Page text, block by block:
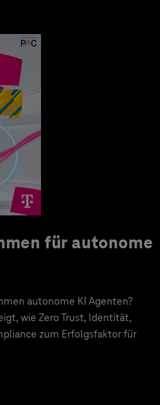
für autonome
autonome KI Agenten?
wie Zero Trust, Identität,
zum Erfolgsfaktor für